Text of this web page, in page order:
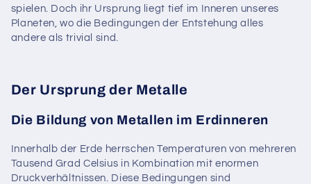
spielen. Doch ihr Ursprung liegt tief im Inneren unseres
Planeten, wo die Bedingungen der Entstehung alles
andere als trivial sind.
Der Ursprung der Metalle
Die Bildung von Metallen im Erdinneren
Innerhalb der Erde herrschen Temperaturen von mehreren
Tausend Grad Celsius in Kombination mit enormen
Druckverhältnissen. Diese Bedingungen sind